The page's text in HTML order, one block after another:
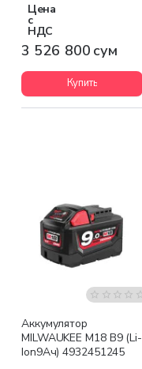
HD BOX)
Цена
с
НДС
3 526 800 сум
Купить
Аккумулятор
MILWAUKEE M18 B9 (Li-
Ion9Ач) 4932451245